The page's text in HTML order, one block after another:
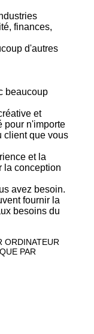
finances,
d'autres
beaucoup
et
pour n'importe
client que vous
et la
la conception
avez besoin.
fournir la
besoins du
ORDINATEUR
PAR